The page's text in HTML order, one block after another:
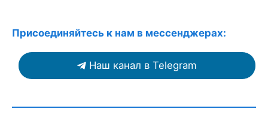
Присоединяйтесь к нам в мессенджерах:
Наш канал в Telegram